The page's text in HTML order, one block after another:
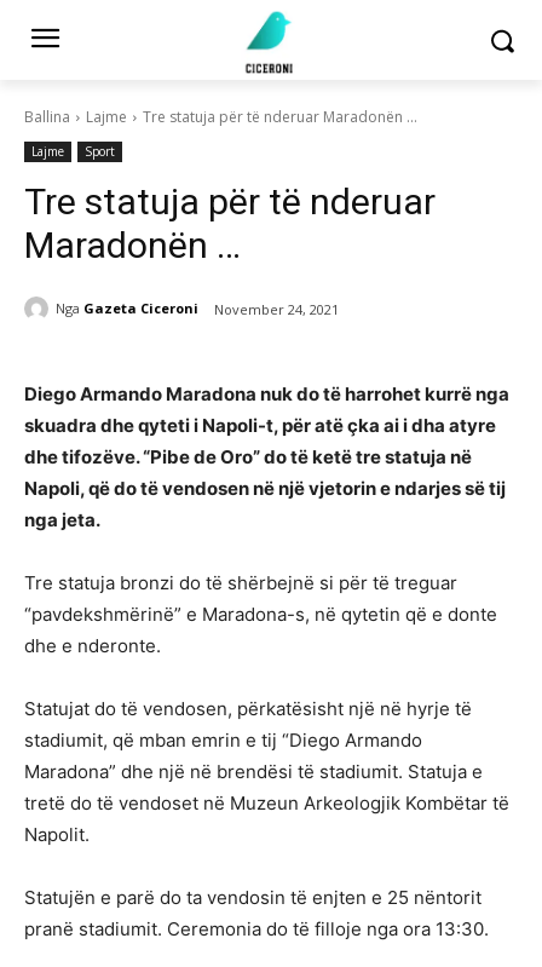
Ballina Lajme Tre statuja për të nderuar Maradonën ...
Lajme Sport
Tre statuja për të nderuar
Maradonën …
Nga Gazeta Ciceroni November 24, 2021
Diego Armando Maradona nuk do të harrohet kurrë nga
skuadra dhe qyteti i Napoli-t, për atë çka ai i dha atyre
dhe tifozëve. “Pibe de Oro” do të ketë tre statuja në
Napoli, që do të vendosen në një vjetorin e ndarjes së tij
nga jeta.
Tre statuja bronzi do të shërbejnë si për të treguar
“pavdekshmërinë” e Maradona-s, në qytetin që e donte
dhe e nderonte.
Statujat do të vendosen, përkatësisht një në hyrje të
stadiumit, që mban emrin e tij “Diego Armando
Maradona” dhe një në brendësi të stadiumit. Statuja e
tretë do të vendoset në Muzeun Arkeologjik Kombëtar të
Napolit.
Statujën e parë do ta vendosin të enjten e 25 nëntorit
pranë stadiumit. Ceremonia do të filloje nga ora 13:30.